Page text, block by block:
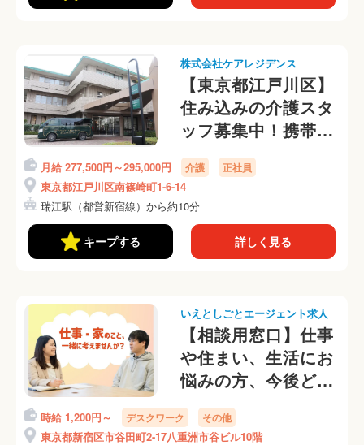
株式会社ケアレジデンス
【東京都江戸川区】
住み込みの介護スタ
ッフ募集中！携帯な
しOKです
月給 277,500円～295,000円 介護 正社員
東京都江戸川区南篠崎町1-6-14
瑞江駅（都営新宿線）から約10分
キープする 詳しく見る
いえとしごとエージェント求人
【相談用窓口】仕事
や住まい、生活にお
悩みの方、今後どう
したら良いか一緒に
考えませんか？
時給 1,200円～ デスクワーク その他
東京都新宿区市谷田町2-17八重洲市谷ビル10階